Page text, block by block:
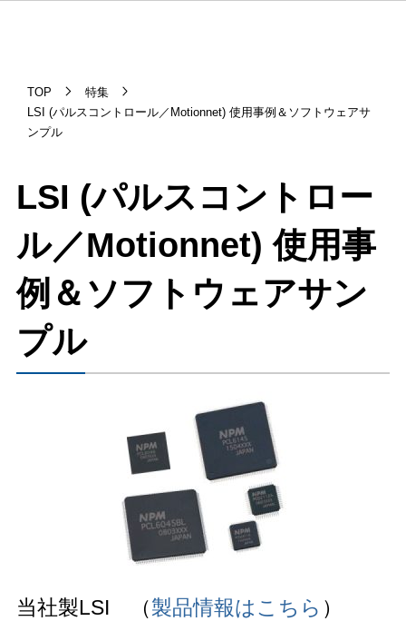
TOP
特集
LSI (パルスコントロール／Motionnet) 使用事例＆ソフトウェアサ
ンプル
LSI (パルスコントロー
ル／Motionnet) 使用事
例＆ソフトウェアサン
プル
当社製LSI （製品情報はこちら ）